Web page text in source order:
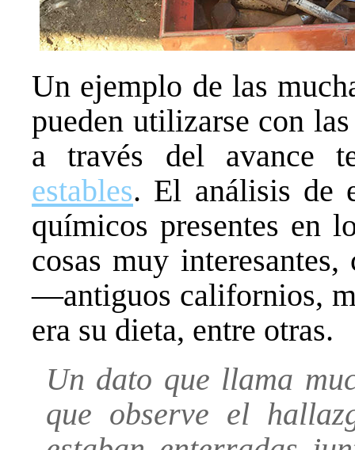
Un ejemplo de las
pueden utilizarse con
a través del avance
estables. El análisis de
químicos presentes en
cosas muy
—antiguos californios,
era su dieta, entre otras.
Un dato que llama
que observe el